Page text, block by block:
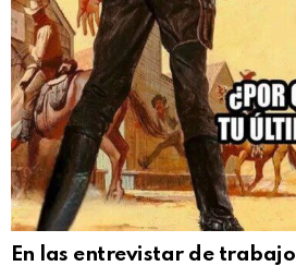
En las entrevistar de trabajo